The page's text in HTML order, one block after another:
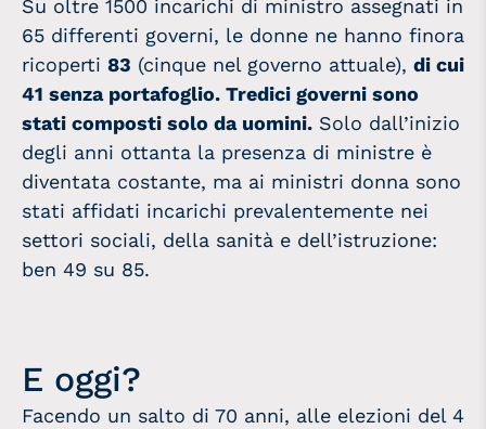
Su oltre 1500 incarichi di ministro assegnati in
65 differenti governi, le donne ne hanno finora
ricoperti 83 (cinque nel governo attuale), di cui
41 senza portafoglio. Tredici governi sono
stati composti solo da uomini. Solo dall’inizio
degli anni ottanta la presenza di ministre è
diventata costante, ma ai ministri donna sono
stati affidati incarichi prevalentemente nei
settori sociali, della sanità e dell’istruzione:
ben 49 su 85.
E oggi?
Facendo un salto di 70 anni, alle elezioni del 4